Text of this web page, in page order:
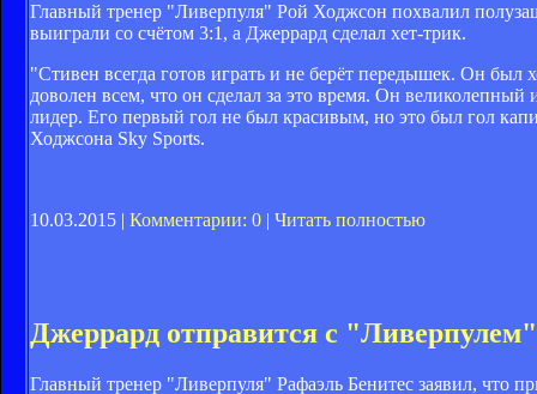
Главный тренер "Ливерпуля" Рой Ходжсон похвалил
выиграли со счётом 3:1, а Джеррард сделал хет-трик.
"Стивен всегда готов играть и не берёт передышек. Он был
доволен всем, что он сделал за это время. Он
лидер. Его первый гол не был красивым, но это был гол
Ходжсона Sky Sports.
10.03.2015 | Комментарии: 0 | Читать полностью
Джеррард отправится с
Главный тренер "Ливерпуля" Рафаэль Бенитес заявил,